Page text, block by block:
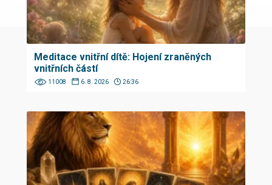
Meditace vnitřní dítě: Hojení zraněných
vnitřních částí
11008 6. 8. 2026 26:36